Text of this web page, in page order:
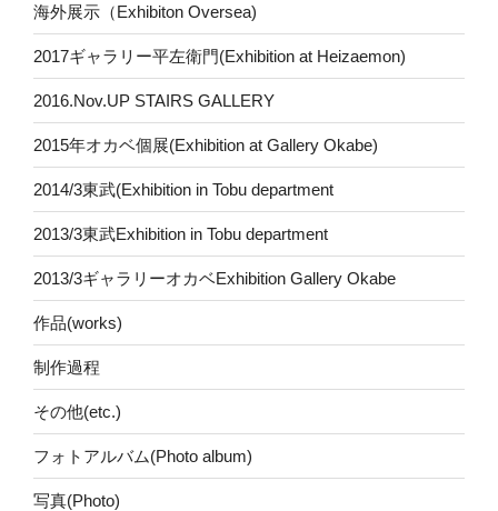
海外展示（Exhibiton Oversea)
2017ギャラリー平左衛門(Exhibition at Heizaemon)
2016.Nov.UP STAIRS GALLERY
2015年オカベ個展(Exhibition at Gallery Okabe)
2014/3東武(Exhibition in Tobu department
2013/3東武Exhibition in Tobu department
2013/3ギャラリーオカベExhibition Gallery Okabe
作品(works)
制作過程
その他(etc.)
フォトアルバム(Photo album)
写真(Photo)